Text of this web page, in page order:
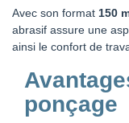
Avec son format 150
abrasif assure une
ainsi le confort de
ponçage